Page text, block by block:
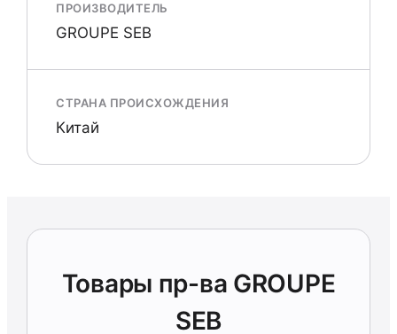
ПРОИЗВОДИТЕЛЬ
GROUPE SEB
СТРАНА ПРОИСХОЖДЕНИЯ
Китай
Товары пр-ва GROUPE
SEB